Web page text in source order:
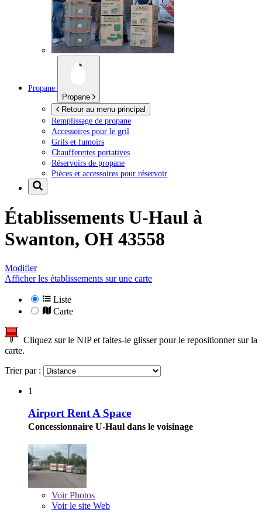
Propane
Propane
Retour au menu principal
Remplissage de propane
Accessoires pour le gril
Grils et fumoirs
Chaufferettes portatives
Réservoirs de propane
Pièces et accessoires pour réservoir
Établissements U-Haul à
Swanton, OH 43558
Modifier
Afficher les établissements sur une carte
Liste
Carte
Cliquez sur le NIP et faites-le glisser pour le repositionner sur la
carte.
Trier par :
1
Airport Rent A Space
Concessionnaire U-Haul dans le voisinage
VoirPhotos
Voir le site Web